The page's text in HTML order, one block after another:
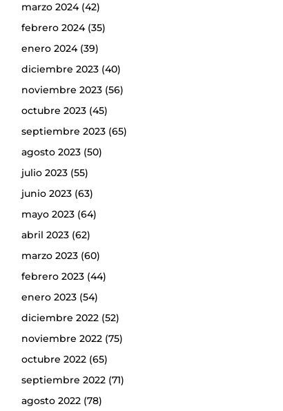
marzo 2024(42)
febrero 2024(35)
enero 2024(39)
diciembre 2023(40)
noviembre 2023(56)
octubre 2023(45)
septiembre 2023(65)
agosto 2023(50)
julio 2023(55)
junio 2023(63)
mayo 2023(64)
abril 2023(62)
marzo 2023(60)
febrero 2023(44)
enero 2023(54)
diciembre 2022(52)
noviembre 2022(75)
octubre 2022(65)
septiembre 2022(71)
agosto 2022(78)